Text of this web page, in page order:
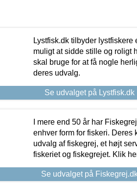
Lystfisk.dk tilbyder
muligt at sidde stille og roligt
skal bruge for at få nogle
deres udvalg.
Se udvalget på Lystfisk.dk
I mere end 50 år har
enhver form for fiskeri.
udvalg af fiskegrej, et højt
fiskeriet og fiskegrejet. Klik
Se udvalget på